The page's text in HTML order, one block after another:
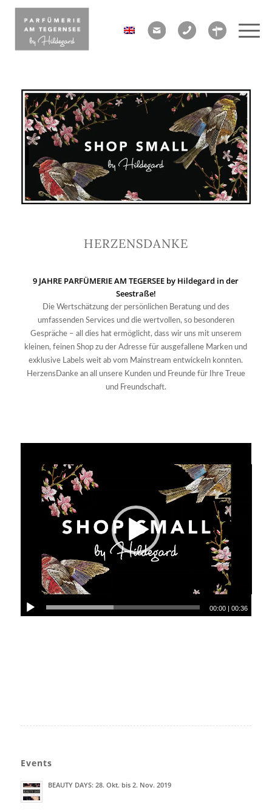
HERZENSDANKE
9 JAHRE PARFÜMERIE AM TEGERSEE by Hildegard in der
Seestraße!
Die Wertschätzung der persönlichen Beratung und des
umfassenden Services und die wertvollen, so besonderen
Gespräche – all dies hat ermöglicht, dass wir uns mit unserem
kleinen, feinen Shop zu der Adresse für ausgefallene Marken und
exklusive Labels weit ab vom Mainstream entwickeln konnten.
HerzensDanke an all unsere Kunden und Freunde für Ihre Treue
und Freundschaft.
00:00 |00:36
Events
BEAUTY DAYS: 28. Okt. bis 2. Nov. 2019